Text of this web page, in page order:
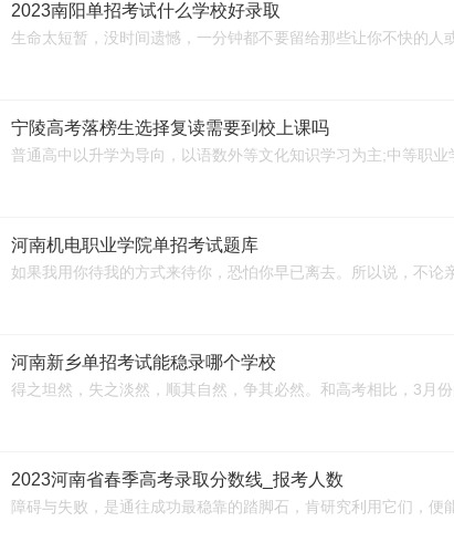
2023南阳单招考试什么学校好录取
生命太短暂，没时间遗憾，一分钟都不要留给那些让你不快的人
宁陵高考落榜生选择复读需要到校上课吗
普通高中以升学为导向，以语数外等文化知识学习为主;中等职业
河南机电职业学院单招考试题库
如果我用你待我的方式来待你，恐怕你早已离去。所以说，不论
河南新乡单招考试能稳录哪个学校
得之坦然，失之淡然，顺其自然，争其必然。和高考相比，3月
2023河南省春季高考录取分数线_报考人数
障碍与失败，是通往成功最稳靠的踏脚石，肯研究利用它们，便